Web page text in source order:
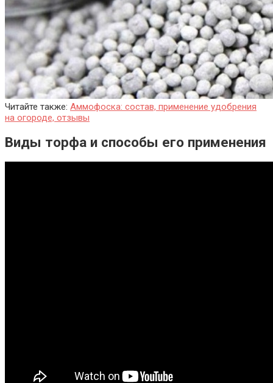
Читайте также: Аммофоска: состав, применение удобрения
на огороде, отзывы
Виды торфа и способы его применения